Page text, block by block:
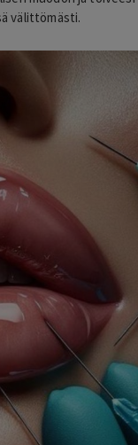
välittömästi.